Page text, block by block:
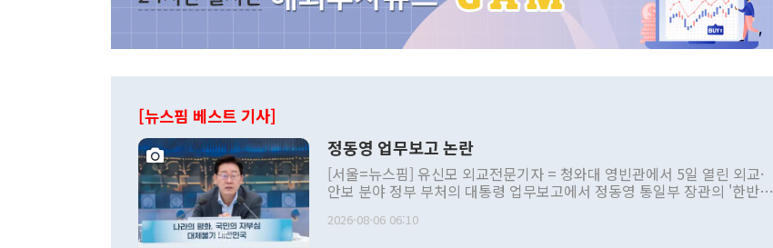
[뉴스핌 베스트 기사]
정동영 업무보고 논란
[서울=뉴스핌] 유신모 외교전문기자 = 청와대 영빈관에서 5일 열린 외교·
안보 분야 정부 부처의 대통령 업무보고에서 정동영 통일부 장관의 '한반도
발언 중에는 정부 내 조율을 거치지 않은 사안을 정책으로 추진하겠다고 공
2026-08-06 06:10